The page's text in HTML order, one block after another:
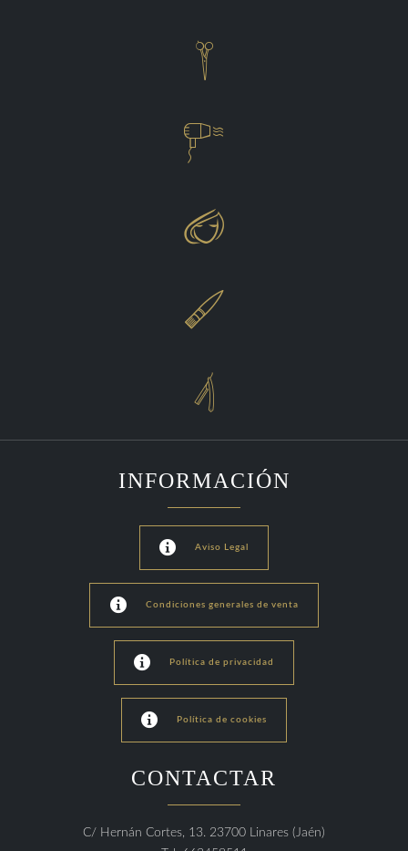





INFORMACIÓN
 Aviso Legal
 Condiciones generales de venta
 Política de privacidad
 Política de cookies
CONTACTAR
C/ Hernán Cortes, 13. 23700 Linares (Jaén)